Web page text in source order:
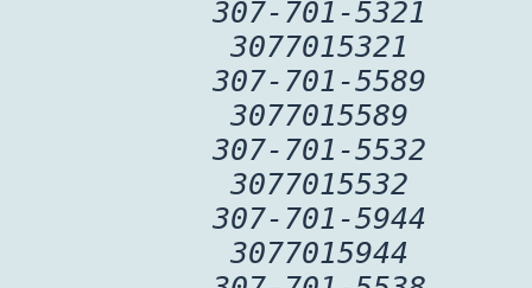
307-701-5321
3077015321
307-701-5589
3077015589
307-701-5532
3077015532
307-701-5944
3077015944